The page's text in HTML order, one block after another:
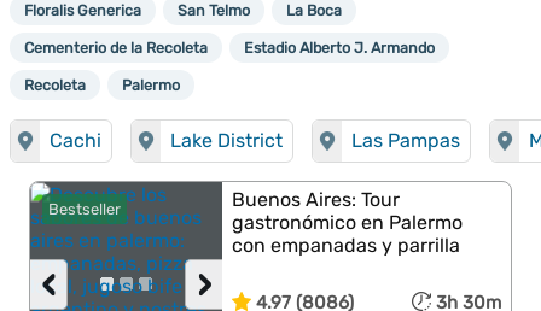
Floralis Generica San Telmo La Boca
Cementerio de la Recoleta Estadio Alberto J. Armando
Recoleta Palermo
Cachi Lake District Las Pampas
Bestseller
›
‹
Buenos Aires: Tour
gastronómico en Palermo
con empanadas y parrilla
4.97 (8086) 3h 30m